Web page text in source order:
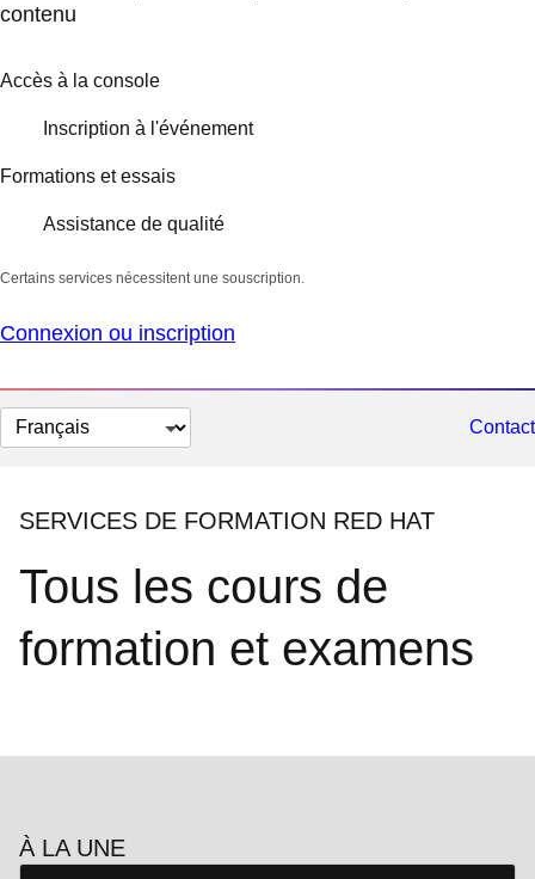
contenu
Accès à la console
Inscription à l'événement
Formations et essais
Assistance de qualité
Certains services nécessitent une souscription.
Connexion ou inscription
Changer
la
Contact
SERVICES DE FORMATION RED HAT
Tous les cours de
formation et examens
À LA UNE